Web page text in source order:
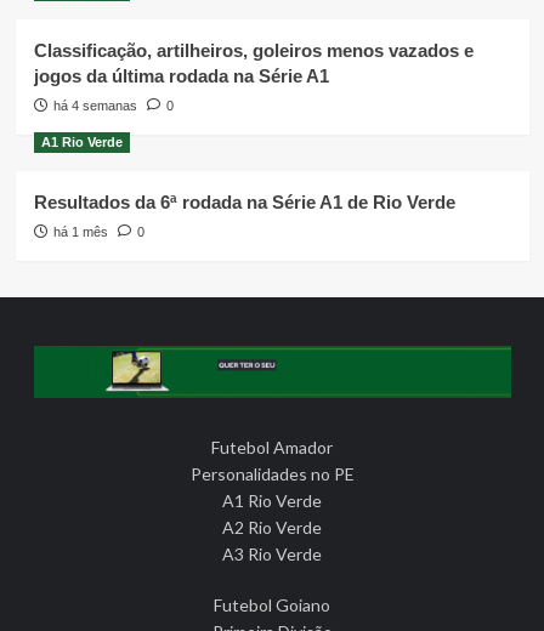
Classificação, artilheiros, goleiros menos vazados e
jogos da última rodada na Série A1
há 4 semanas 0
A1 Rio Verde
Resultados da 6ª rodada na Série A1 de Rio Verde
há 1 mês 0
Futebol Amador
Personalidades no PE
A1 Rio Verde
A2 Rio Verde
A3 Rio Verde
Futebol Goiano